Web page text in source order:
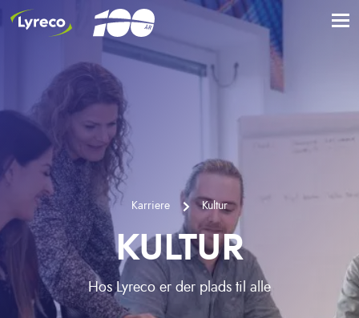
Karriere Kultur
KULTUR
Hos Lyreco er der plads til alle